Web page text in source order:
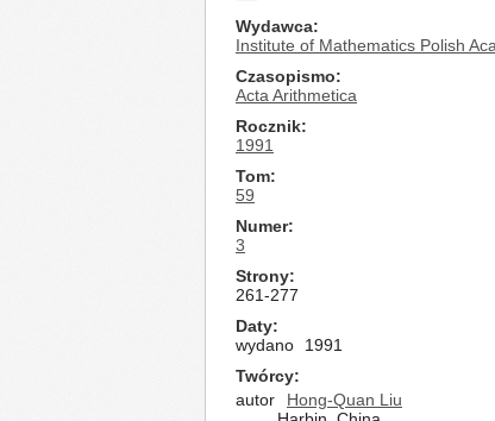
Wydawca
Institute of Mathematics Polish
Czasopismo
Acta Arithmetica
Rocznik
1991
Tom
59
Numer
3
Strony
261-277
Daty
wydano
1991
Twórcy
autor
Hong-Quan Liu